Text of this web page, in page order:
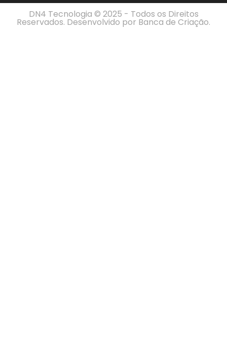
DN4 Tecnologia © 2025 - Todos os Direitos
Reservados. Desenvolvido por Banca de Criação.